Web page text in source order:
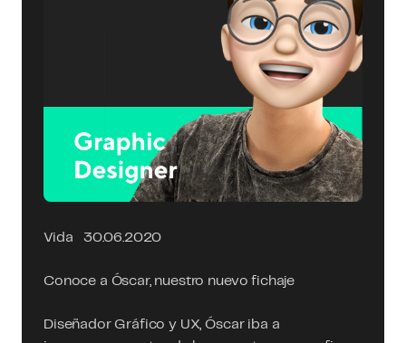
Vida 30.06.2020
Conoce a Óscar, nuestro nuevo fichaje
Diseñador Gráfico y UX, Óscar iba a